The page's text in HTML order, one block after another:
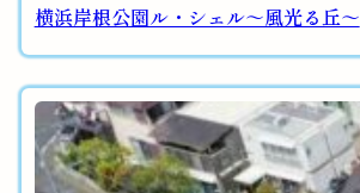
横浜岸根公園ル・シェル～風光る丘～